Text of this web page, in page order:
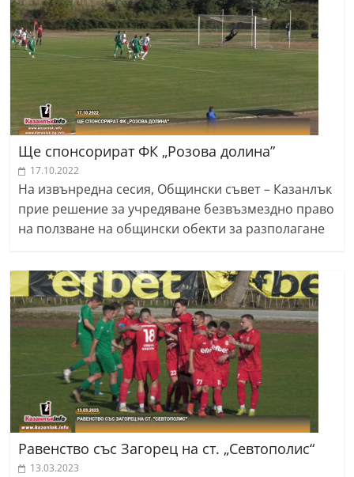
Ще спонсорират ФК „Розова долина”
17.10.2022
На извънредна сесия, Общински съвет – Казанлък
прие решение за учредяване безвъзмездно право
на ползване на общински обекти за разполагане
Равенство със Загорец на ст. „Севтополис“
13.03.2023